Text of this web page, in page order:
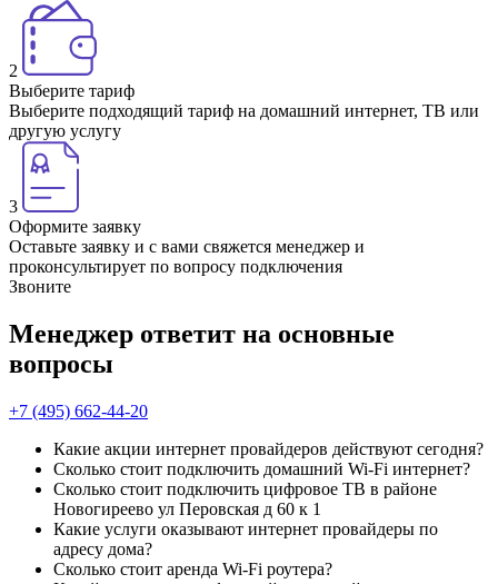
2
Выберите тариф
Выберите подходящий тариф на домашний интернет, ТВ или
другую услугу
3
Оформите заявку
Оставьте заявку и с вами свяжется менеджер и
проконсультирует по вопросу подключения
Звоните
Менеджер ответит на основные
вопросы
+7 (495) 662-44-20
Какие акции интернет провайдеров действуют сегодня?
Сколько стоит подключить домашний Wi-Fi интернет?
Сколько стоит подключить цифровое ТВ в районе
Новогиреево ул Перовская д 60 к 1
Какие услуги оказывают интернет провайдеры по
адресу дома?
Сколько стоит аренда Wi-Fi роутера?